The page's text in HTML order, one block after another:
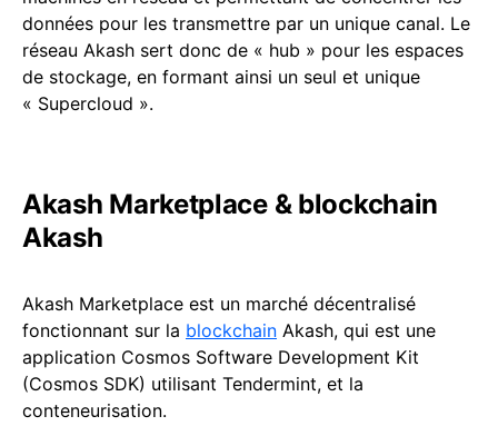
données pour les transmettre par un unique canal. Le
réseau Akash sert donc de « hub » pour les espaces
de stockage, en formant ainsi un seul et unique
« Supercloud ».
Akash Marketplace & blockchain
Akash
Akash Marketplace est un marché décentralisé
fonctionnant sur la blockchain Akash, qui est une
application Cosmos Software Development Kit
(Cosmos SDK) utilisant Tendermint, et la
conteneurisation.